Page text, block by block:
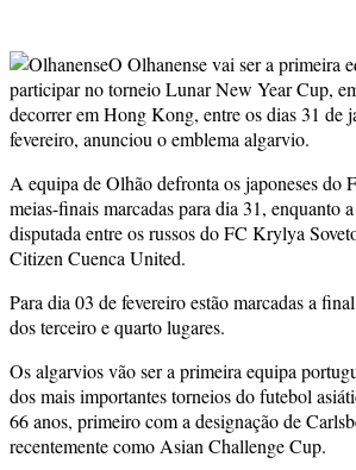
O Olhanense vai ser a primeira
participar no torneio Lunar New Year Cup,
decorrer em Hong Kong, entre os dias 31 de
fevereiro, anunciou o emblema algarvio.
A equipa de Olhão defronta os japoneses do
meias-finais marcadas para dia 31, enquanto
disputada entre os russos do FC Krylya
Citizen Cuenca United.
Para dia 03 de fevereiro estão marcadas a
dos terceiro e quarto lugares.
Os algarvios vão ser a primeira equipa
dos mais importantes torneios do futebol
66 anos, primeiro com a designação de
recentemente como Asian Challenge Cup.